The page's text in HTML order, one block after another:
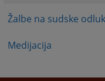
Žalbe na sudske
Medijacija